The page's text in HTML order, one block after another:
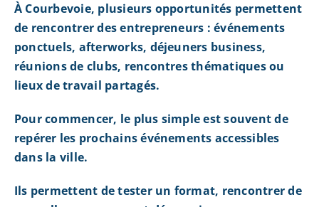
À Courbevoie, plusieurs opportunités permettent
de rencontrer des entrepreneurs : événements
ponctuels, afterworks, déjeuners business,
réunions de clubs, rencontres thématiques ou
lieux de travail partagés.
Pour commencer, le plus simple est souvent de
repérer les prochains événements accessibles
dans la ville.
Ils permettent de tester un format, rencontrer de